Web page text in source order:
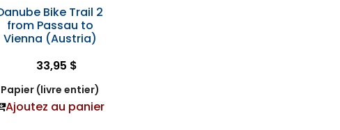
Bike Trail 2
from Passau to
Vienna (Austria)
33,95 $
Papier (livre entier)
Ajoutez au panier